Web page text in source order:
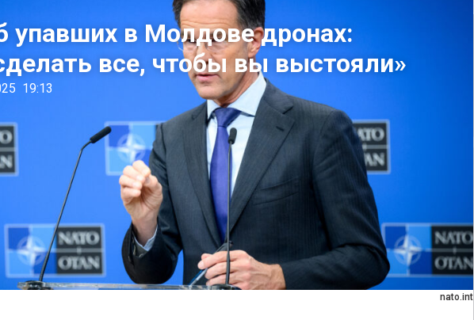
nato.int
упавших в Молдове дронах:
все, чтобы вы выстояли»
19:13